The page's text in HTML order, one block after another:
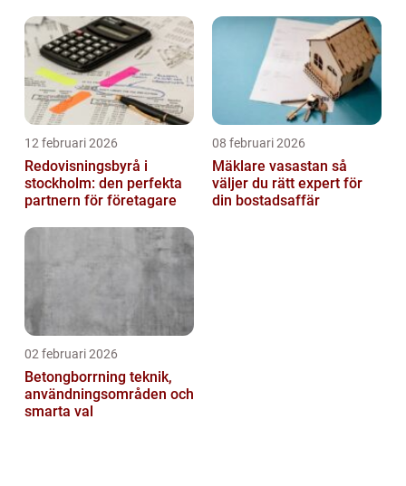
12 februari 2026
Redovisningsbyrå i
stockholm: den perfekta
partnern för företagare
08 februari 2026
Mäklare vasastan så
väljer du rätt expert för
din bostadsaffär
02 februari 2026
Betongborrning teknik,
användningsområden och
smarta val